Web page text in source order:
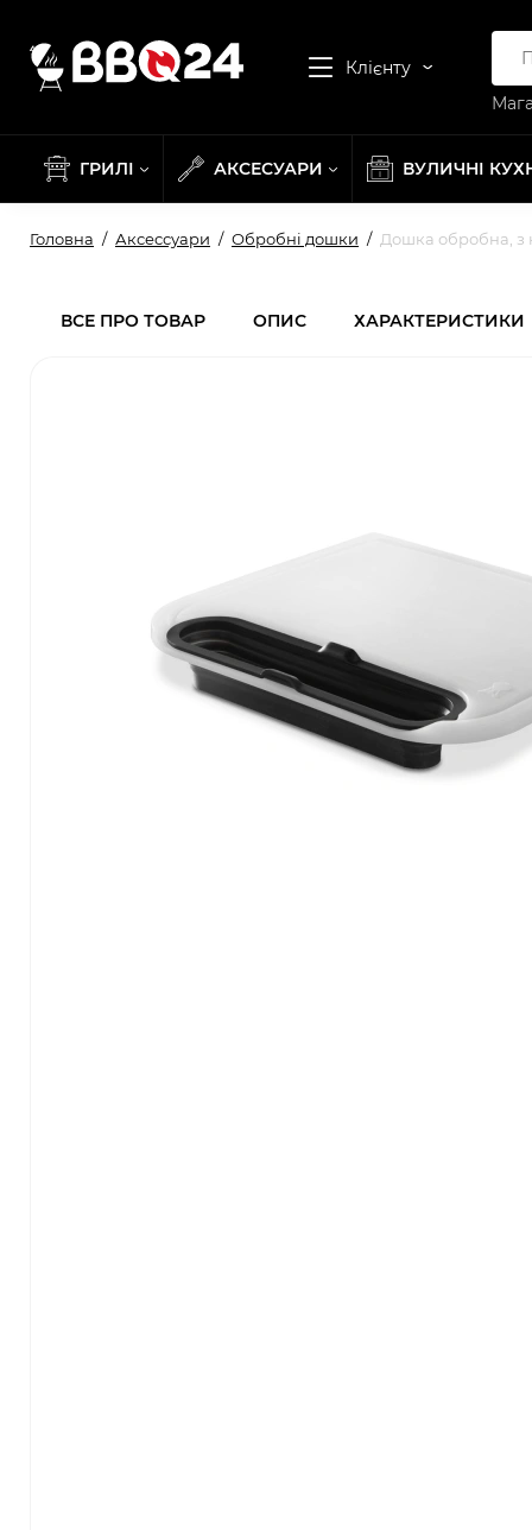
Клієнту
ГРИЛІ АКСЕСУАРИ ВУЛИЧНІ
Головна Аксессуари Обробні дошки Дошка обробна, з
ВСЕ ПРО ТОВАР ОПИС ХАРАКТЕРИСТИКИ